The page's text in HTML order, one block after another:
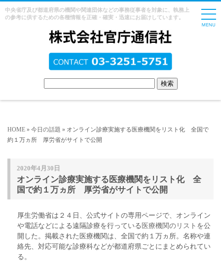
中央省庁及び都道府県の機関や関連団体などの事務従事者を対象に、執務上
の参考に供するための各種情報を正確・確実・迅速にお届けしています。
HOME » 今日の話題 » オンライン診療実施する医療機関をリスト化 全国で
約１万ヵ所 厚労省がサイトで公開
2020年4月30日
オンライン診療実施する医療機関をリスト化 全
国で約１万ヵ所 厚労省がサイトで公開
厚生労働省は２４日、公式サイトの専用ページで、オンライン
や電話などによる遠隔診療を行っている 医療機関のリスト を公
開した。掲載された医療機関は、全国で約１万ヵ所。名称や連
絡先、対応可能な診療科などが都道府県ごとにまとめられてい
る。